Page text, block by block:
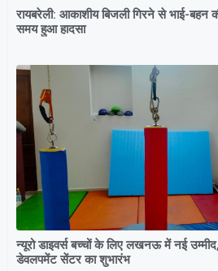
रायबरेली: आकाशीय बिजली गिरने से भाई-बहन
समय हुआ हादसा
न्यूरो डाइवर्स बच्चों के लिए लखनऊ में नई
डेवलपमेंट सेंटर का शुभारंभ